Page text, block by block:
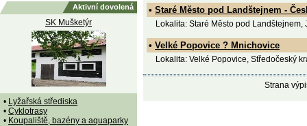
Aktivní dovolená
SK Mušketýr
• Lyžařská střediska
• Cyklotrasy
• Koupaliště, bazény a aquaparky
• Staré Město pod Landštejnem -
Lokalita: Staré Město pod Landštejnem,
• Velké Popovice ? Mnichovice
Lokalita: Velké Popovice, Středočeský
Strana